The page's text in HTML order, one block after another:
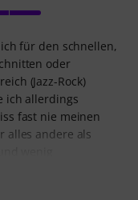
für den schnellen,
oder
(Jazz-Rock)
ich allerdings
fast nie meinen
alles andere als